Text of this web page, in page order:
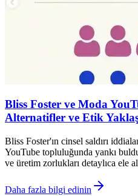
Bliss Foster ve Moda
Alternatifler ve Etik
Bliss Foster'ın cinsel saldırı
YouTube topluluğunda yankı
ve üretim zorlukları detaylıca ele
Daha fazla bilgi edinin